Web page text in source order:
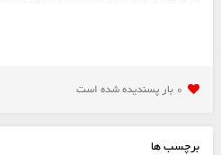
0 بار پسنديده شده است
برچسب ها